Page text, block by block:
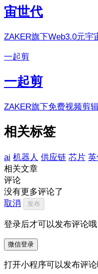
宙世代
ZAKER旗下Web3.0元宇
一起剪
一起剪
ZAKER旗下免费视频剪
相关标签
ai 机器人 供应链 芯片 英
相关文章
评论
没有更多评论了
取消
发布
登录后才可以发布评论哦
微信登录
打开小程序可以发布评